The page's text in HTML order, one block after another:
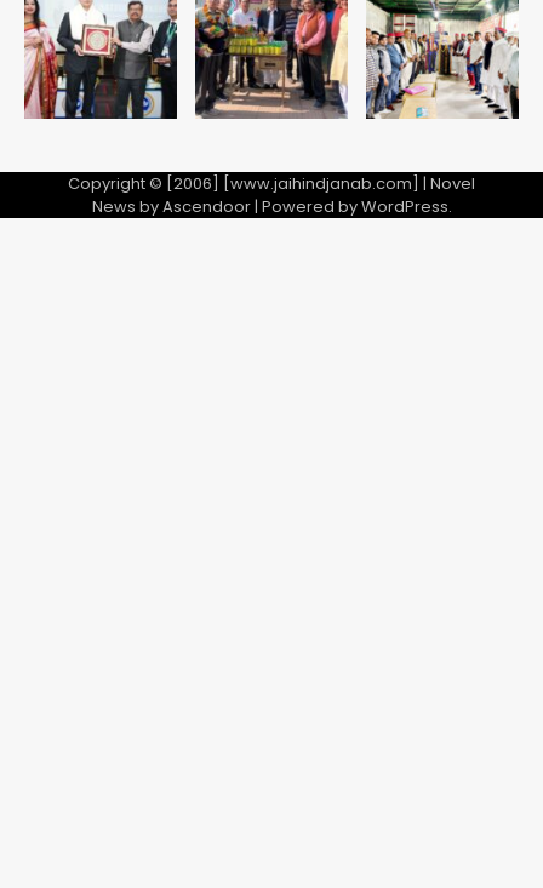
5
Team JHJ
Copyright © [2006] [www.jaihindjanab.com] | Novel
News byAscendoor| Powered byWordPress.